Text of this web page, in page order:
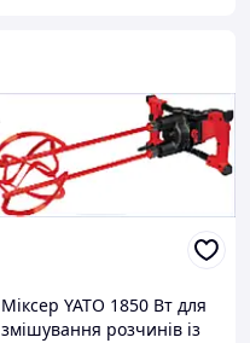
Міксер YATO 1850 Вт для
змішування розчинів із